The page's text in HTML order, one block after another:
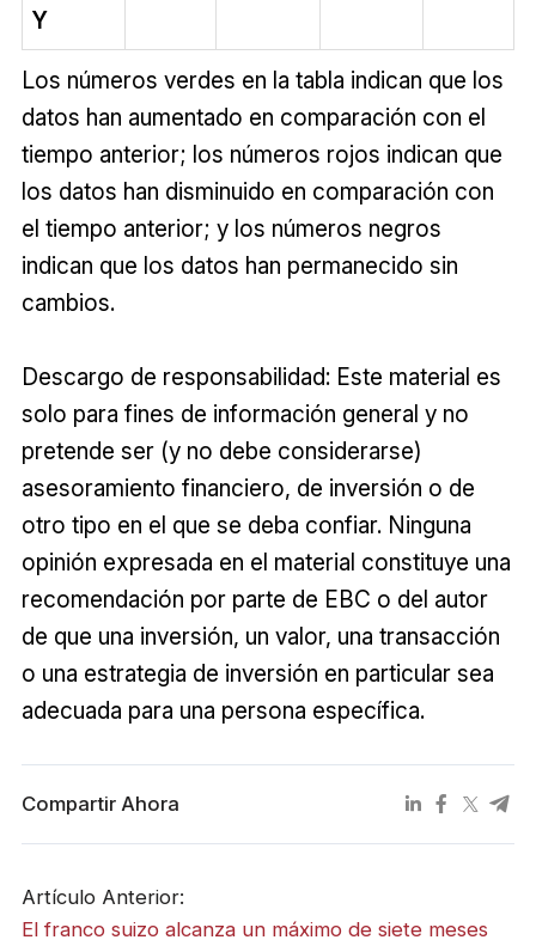
Y
Los números verdes en la tabla indican que los
datos han aumentado en comparación con el
tiempo anterior; los números rojos indican que
los datos han disminuido en comparación con
el tiempo anterior; y los números negros
indican que los datos han permanecido sin
cambios.
Descargo de responsabilidad: Este material es
solo para fines de información general y no
pretende ser (y no debe considerarse)
asesoramiento financiero, de inversión o de
otro tipo en el que se deba confiar. Ninguna
opinión expresada en el material constituye una
recomendación por parte de EBC o del autor
de que una inversión, un valor, una transacción
o una estrategia de inversión en particular sea
adecuada para una persona específica.
Compartir Ahora
Artículo Anterior:
El franco suizo alcanza un máximo de siete meses